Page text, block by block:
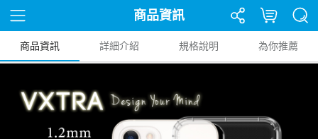
商品資訊
商品資訊 詳細介紹 規格說明 為你推薦